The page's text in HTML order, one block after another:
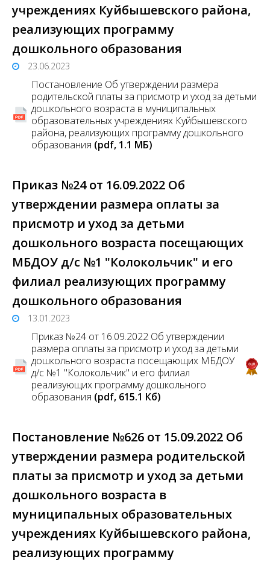
учреждениях Куйбышевского района,
реализующих программу
дошкольного образования
23.06.2023
Постановление Об утверждении размера
родительской платы за присмотр и уход за детьми
дошкольного возраста в муниципальных
образовательных учреждениях Куйбышевского
района, реализующих программу дошкольного
образования (pdf, 1.1 MБ)
Приказ №24 от 16.09.2022 Об
утверждении размера оплаты за
присмотр и уход за детьми
дошкольного возраста посещающих
МБДОУ д/с №1 "Колокольчик" и его
филиал реализующих программу
дошкольного образования
13.01.2023
Приказ №24 от 16.09.2022 Об утверждении
размера оплаты за присмотр и уход за детьми
дошкольного возраста посещающих МБДОУ
д/с №1 "Колокольчик" и его филиал
реализующих программу дошкольного
образования (pdf, 615.1 Кб)
Постановление №626 от 15.09.2022 Об
утверждении размера родительской
платы за присмотр и уход за детьми
дошкольного возраста в
муниципальных образовательных
учреждениях Куйбышевского района,
реализующих программу